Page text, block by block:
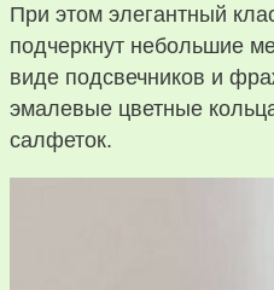
При этом элегантный
подчеркнут небольшие
виде подсвечников и
эмалевые цветные
салфеток.